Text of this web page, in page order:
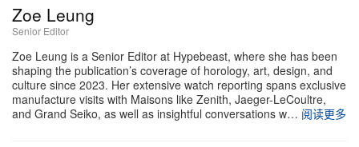
Zoe Leung
Senior Editor
Zoe Leung is a Senior Editor at Hypebeast, where she has been
shaping the publication’s coverage of horology, art, design, and
culture since 2023. Her extensive watch reporting spans exclusive
manufacture visits with Maisons like Zenith, Jaeger-LeCoultre,
and Grand Seiko, as well as insightful conversations w… 阅读更多